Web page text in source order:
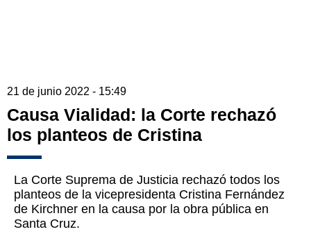
21 de junio 2022 - 15:49
Causa Vialidad: la Corte rechazó
los planteos de Cristina
La Corte Suprema de Justicia rechazó todos los
planteos de la vicepresidenta Cristina Fernández
de Kirchner en la causa por la obra pública en
Santa Cruz.